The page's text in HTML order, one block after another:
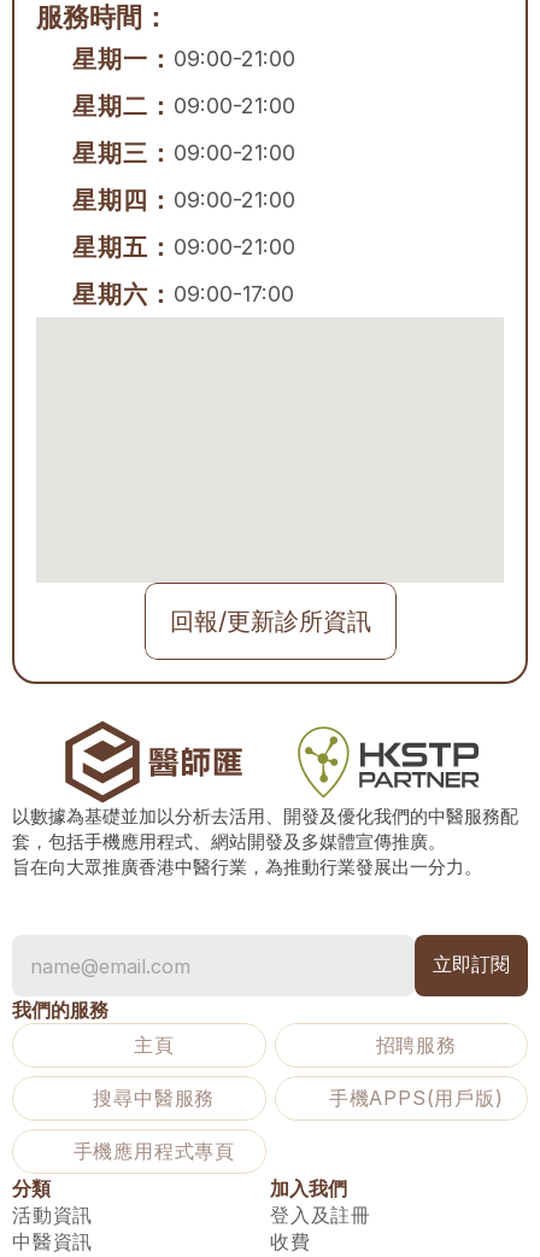
服務時間：
星期一： 09:00-21:00
星期二： 09:00-21:00
星期三： 09:00-21:00
星期四： 09:00-21:00
星期五： 09:00-21:00
星期六： 09:00-17:00
回報/更新診所資訊
以數據為基礎並加以分析去活用、開發及優化我們的中醫服務配
套，包括手機應用程式、網站開發及多媒體宣傳推廣。
旨在向大眾推廣香港中醫行業，為推動行業發展出一分力。
我們的服務
主頁
招聘服務
搜尋中醫服務 手機APPS(用戶版)
手機應用程式專頁
分類
活動資訊
中醫資訊
加入我們
登入及註冊
收費